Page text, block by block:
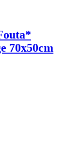
70x50cm